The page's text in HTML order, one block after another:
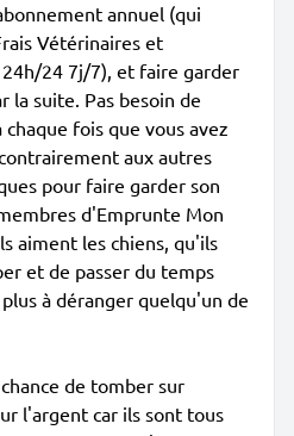
annuel (qui
Vétérinaires et
24 7j/7), et faire garder
la suite. Pas besoin de
fois que vous avez
aux autres
pour faire garder son
d'Emprunte Mon
aiment les chiens, qu'ils
et de passer du temps
à déranger quelqu'un de
de tomber sur
l'argent car ils sont tous